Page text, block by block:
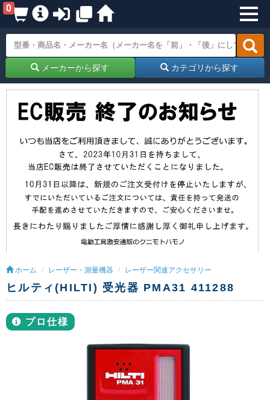
0
メーカーから探す カテゴリから探す
ホーム レーザー・測量機器 レーザー関連アクセサリー
ヒルティ(HILTI) 受光器 PMA31 411288
プロ仕様